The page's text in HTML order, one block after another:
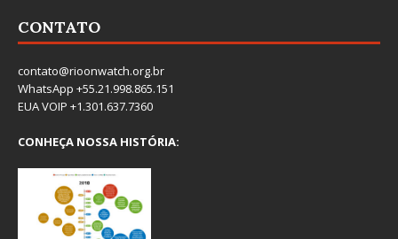
CONTATO
contato@rioonwatch.org.br
WhatsApp +55.21.998.865.151
EUA VOIP +1.301.637.7360
CONHEÇA NOSSA HISTÓRIA: